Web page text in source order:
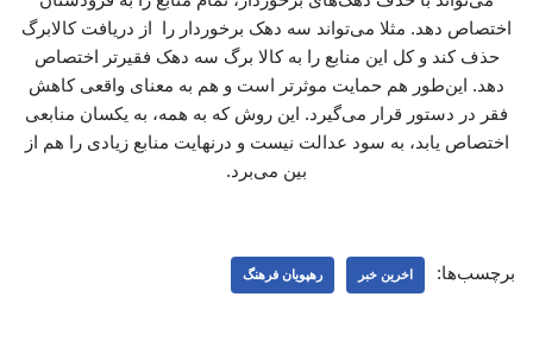
اختصاص دهد. مثلا می‌تواند سه دهک برخوردار را از دریافت کالابرگ
حذف کند و کل این منابع را به کالا برگ سه دهک فقیرتر اختصاص
دهد. این‌طور هم حمایت موثرتر است و هم به معنای واقعی کاهش
فقر در دستور قرار می‌گیرد. این روش که به همه، به یکسان منابعی
اختصاص یابد، به سود عدالت نیست و درنهایت منابع زیادی را هم از
بین می‌برد.
برچسب‌ها: اخرین خبر رهپویان فرهنگ